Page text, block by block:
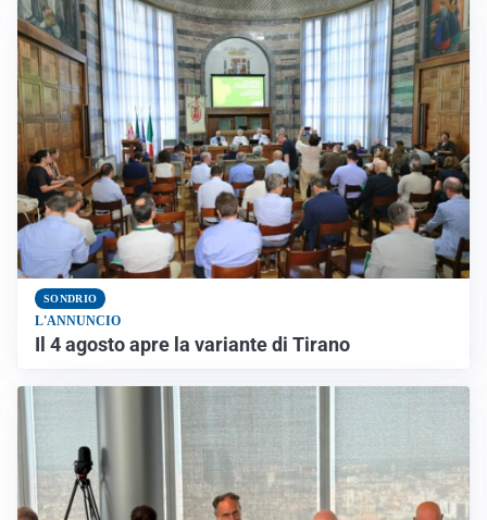
SONDRIO
L'ANNUNCIO
Il 4 agosto apre la variante di Tirano